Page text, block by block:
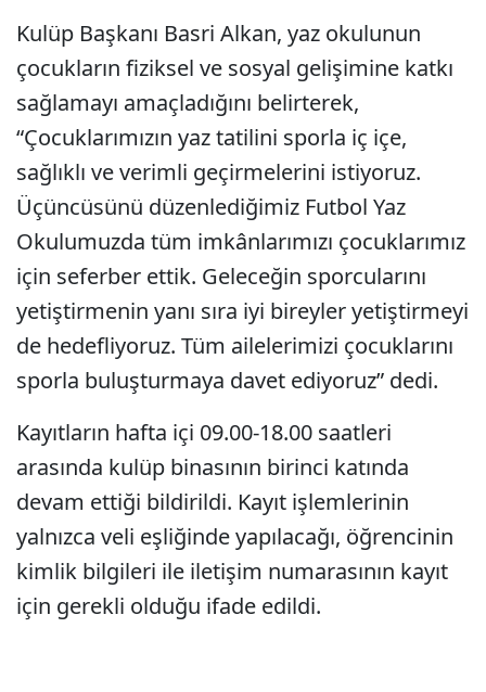
Kulüp Başkanı Basri Alkan, yaz okulunun
çocukların fiziksel ve sosyal gelişimine katkı
sağlamayı amaçladığını belirterek,
“Çocuklarımızın yaz tatilini sporla iç içe,
sağlıklı ve verimli geçirmelerini istiyoruz.
Üçüncüsünü düzenlediğimiz Futbol Yaz
Okulumuzda tüm imkânlarımızı çocuklarımız
için seferber ettik. Geleceğin sporcularını
yetiştirmenin yanı sıra iyi bireyler yetiştirmeyi
de hedefliyoruz. Tüm ailelerimizi çocuklarını
sporla buluşturmaya davet ediyoruz” dedi.
Kayıtların hafta içi 09.00-18.00 saatleri
arasında kulüp binasının birinci katında
devam ettiği bildirildi. Kayıt işlemlerinin
yalnızca veli eşliğinde yapılacağı, öğrencinin
kimlik bilgileri ile iletişim numarasının kayıt
için gerekli olduğu ifade edildi.